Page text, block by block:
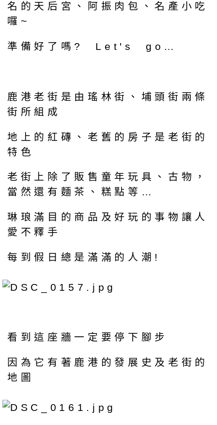
名的天后宮、阿振肉包、名產小吃
囉~
準備好了嗎? Let's go…
鹿港老街是由瑤林街、埔頭街兩條
街所組成
地上的紅磚、老舊的房子是老街的
特色
老街上除了販售童年玩具、古物，
當然還有麵茶、糕點等…
琳琅滿目的商品及好玩的事物讓人
愛不釋手
每到假日總是滿滿的人潮!
看到這座牆一定要停下腳步
因為它有著鹿港的發展史及老街的
地圖